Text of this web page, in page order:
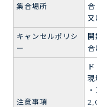
集合場所
合
キャンセルポリシ
ー
開
合
注意事項
現